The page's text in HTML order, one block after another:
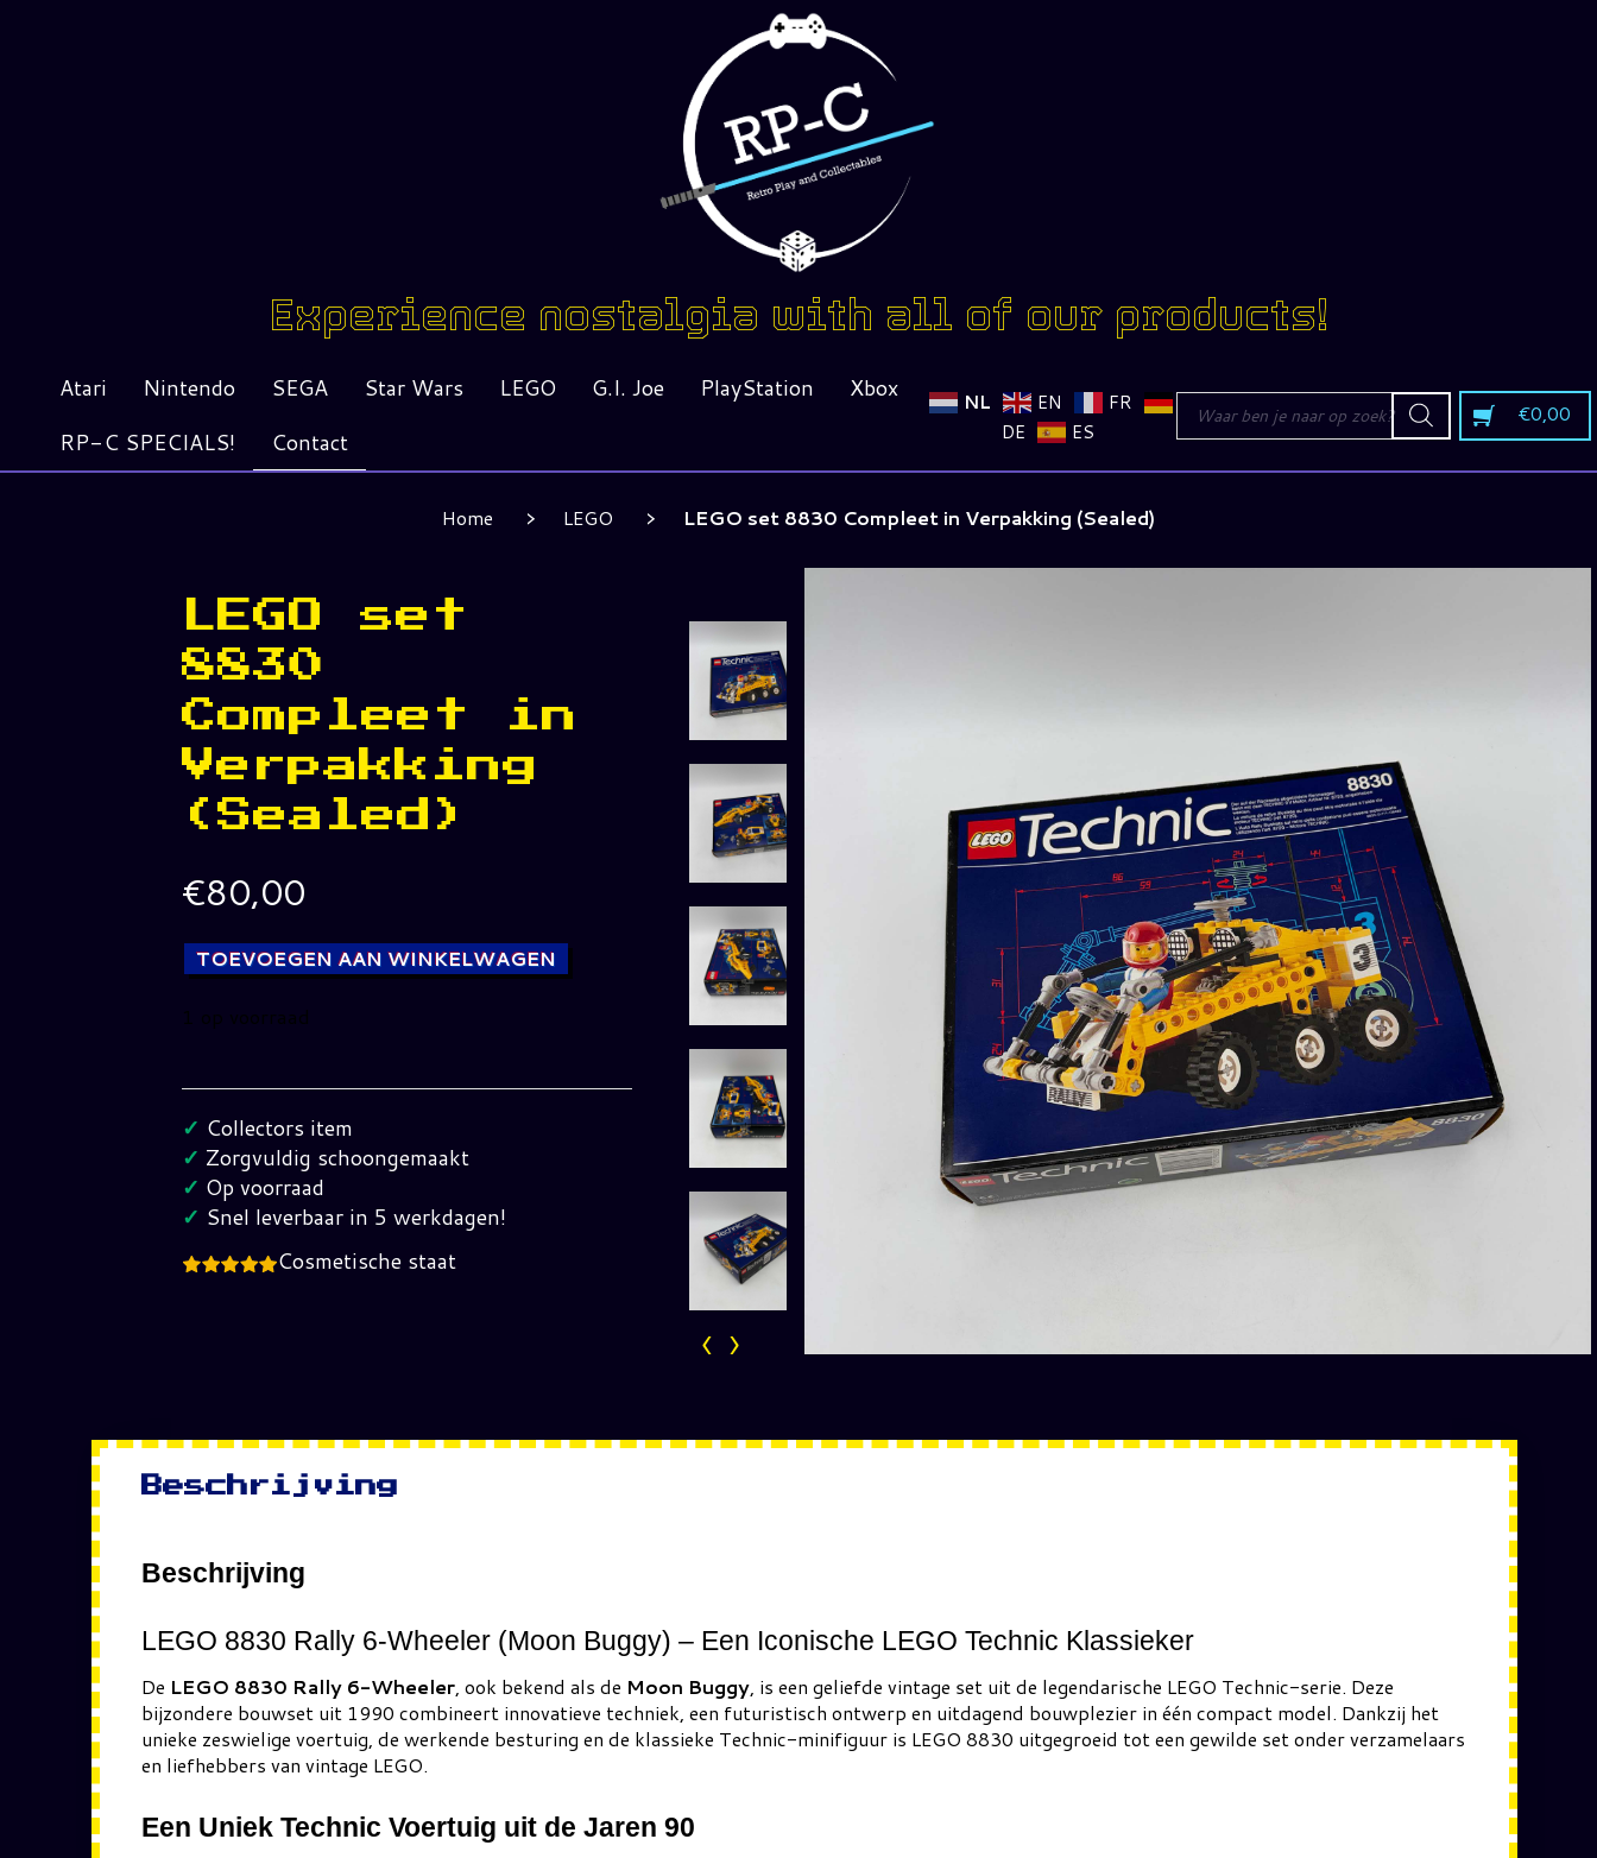
Experience nostalgia with all of our products!
Atari Nintendo SEGA Star Wars LEGO G.I. Joe PlayStation
Xbox
RP-C SPECIALS!
Contact
NL EN
FR
DE
ES
Producten
zoeken €0,00
Home LEGO LEGO set 8830 Compleet in Verpakking (Sealed)
LEGO set
8830
Compleet in
Verpakking
(Sealed)
€80,00
TOEVOEGEN AAN WINKELWAGEN
1 op voorraad
set
8830
Compleet
in
Verpakking
hoeveelheid
✓ Collectors item
✓ Zorgvuldig schoongemaakt
✓ Op voorraad
✓ Snel leverbaar in 5 werkdagen!
Cosmetische staat
Beschrijving
Beschrijving
LEGO 8830 Rally 6-Wheeler (Moon Buggy) – Een Iconische LEGO Technic Klassieker
De LEGO 8830 Rally 6-Wheeler, ook bekend als de Moon Buggy, is een geliefde vintage set uit de legendarische LEGO Technic-serie. Deze
bijzondere bouwset uit 1990 combineert innovatieve techniek, een futuristisch ontwerp en uitdagend bouwplezier in één compact model. Dankzij het
unieke zeswielige voertuig, de werkende besturing en de klassieke Technic-minifiguur is LEGO 8830 uitgegroeid tot een gewilde set onder verzamelaars
en liefhebbers van vintage LEGO.
Een Uniek Technic Voertuig uit de Jaren 90